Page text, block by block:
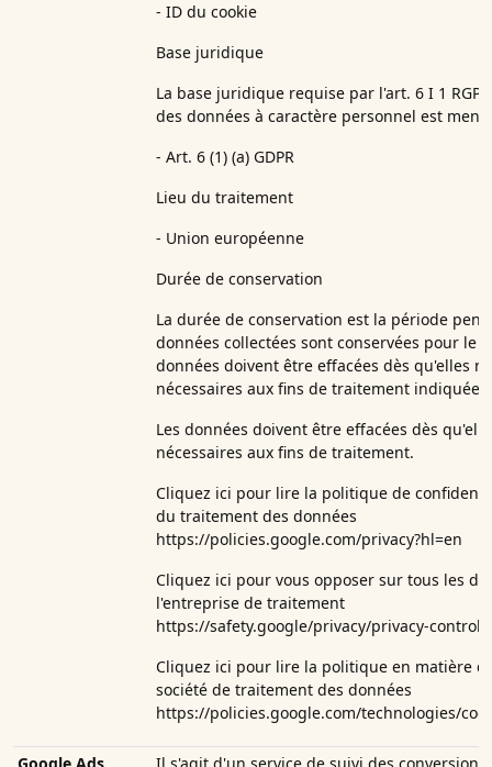
- ID du cookie
Base juridique
La base juridique requise par l'art. 6 I 1
des données à caractère personnel est
- Art. 6 (1) (a) GDPR
Lieu du traitement
- Union européenne
Durée de conservation
La durée de conservation est la période
données collectées sont conservées pour le
données doivent être effacées dès qu'elles
nécessaires aux fins de traitement indiquées.
Les données doivent être effacées dès
nécessaires aux fins de traitement.
Cliquez ici pour lire la politique de
du traitement des données
https://policies.google.com/privacy?hl=en
Cliquez ici pour vous opposer sur tous les
l'entreprise de traitement
https://safety.google/privacy/privacy-
Cliquez ici pour lire la politique en matière
société de traitement des données
https://policies.google.com/technologies/